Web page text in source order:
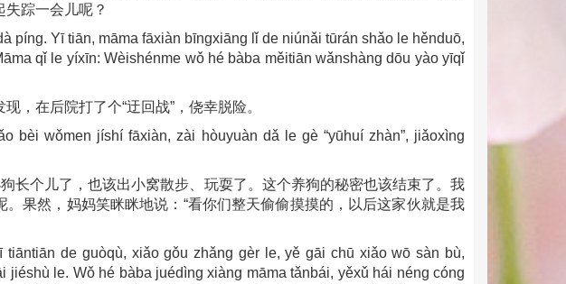
踪一会儿呢？
píng. Yī tiān, māma fāxiàn bīngxiāng lǐ de niúnǎi tūrán shǎo le hěnduō,
qǐ le yíxīn: Wèishénme wǒ hé bàba měitiān wǎnshàng dōu yào yīqǐ
，在后院打了个“迂回战”，侥幸脱险。
bèi wǒmen jíshí fāxiàn, zài hòuyuàn dǎ le gè “yūhuí zhàn”, jiǎoxìng
长个儿了，也该出小窝散步、玩耍了。这个养狗的秘密也该结束了。我
果然，妈妈笑眯眯地说：“看你们整天偷偷摸摸的，以后这家伙就是我
tiāntiān de guòqù, xiǎo gǒu zhǎng gèr le, yě gāi chū xiǎo wō sàn bù,
jiéshù le. Wǒ hé bàba juédìng xiàng māma tǎnbái, yěxǔ hái néng cóng